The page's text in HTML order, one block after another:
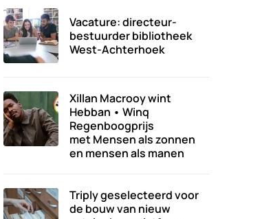
Vacature: directeur-
bestuurder bibliotheek
West-Achterhoek
Xillan Macrooy wint
Hebban • Winq
Regenboogprijs
met Mensen als zonnen
en mensen als manen
Triply geselecteerd voor
de bouw van nieuw